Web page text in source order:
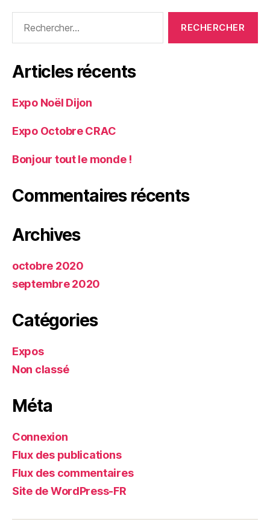
Articles récents
Expo Noël Dijon
Expo Octobre CRAC
Bonjour tout le monde !
Commentaires récents
Archives
octobre 2020
septembre 2020
Catégories
Expos
Non classé
Méta
Connexion
Flux des publications
Flux des commentaires
Site de WordPress-FR